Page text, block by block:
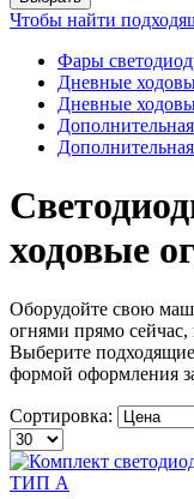
Чтобы найти
Фары
Дневные
Дневные
ходовые
Оборудойте свою
огнями прямо сейчас,
Выберите
формой оформления
Сортировка: